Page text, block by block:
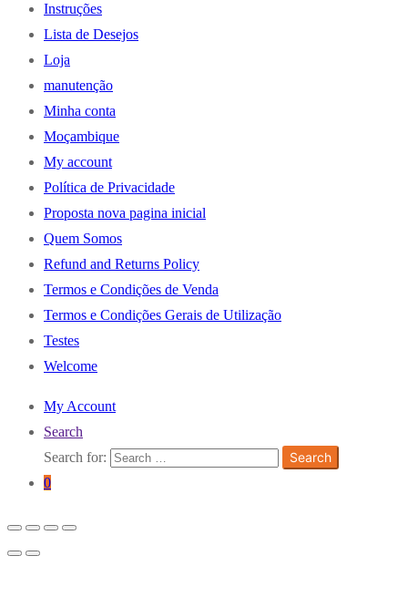
Instruções
Lista de Desejos
Loja
manutenção
Minha conta
Moçambique
My account
Política de Privacidade
Proposta nova pagina inicial
Quem Somos
Refund and Returns Policy
Termos e Condições de Venda
Termos e Condições Gerais de Utilização
Testes
Welcome
My Account
Search
Search for:
Search
0